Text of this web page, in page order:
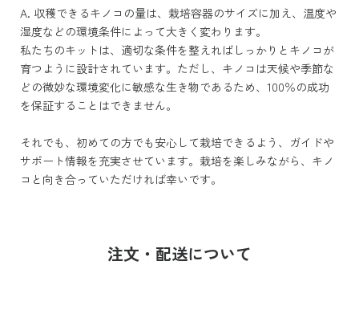
A. 収穫できるキノコの量は、栽培容器のサイズに加え、温度や
湿度などの環境条件によって大きく変わります。
私たちのキットは、適切な条件を整えればしっかりとキノコが
育つように設計されています。ただし、キノコは天候や季節な
どの微妙な環境変化に敏感な生き物であるため、100％の成功
を保証することはできません。
それでも、初めての方でも安心して栽培できるよう、ガイドや
サポート情報を充実させています。栽培を楽しみながら、キノ
コと向き合っていただければ幸いです。
注文・配送について